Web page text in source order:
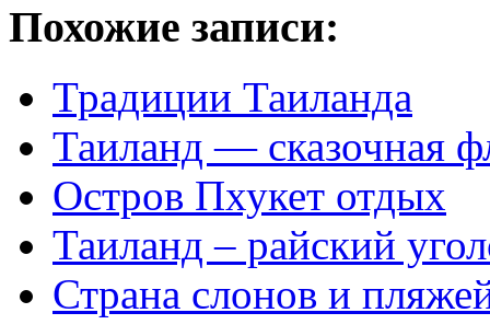
Похожие записи:
Традиции Таиланда
Таиланд — сказочная
Остров Пхукет отдых
Таиланд – райский
Страна слонов и